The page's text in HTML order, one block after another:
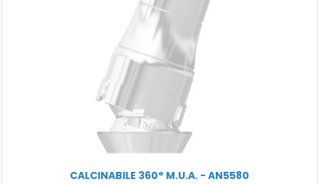
CALCINABILE 360° M.U.A. - AN5580